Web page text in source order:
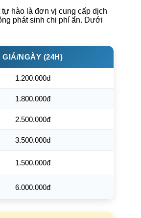
hào là đơn vị cung cấp dịch
phát sinh chi phí ẩn. Dưới
GIÁ/NGÀY (24H)
1.200.000đ
1.800.000đ
2.500.000đ
3.500.000đ
1.500.000đ
6.000.000đ